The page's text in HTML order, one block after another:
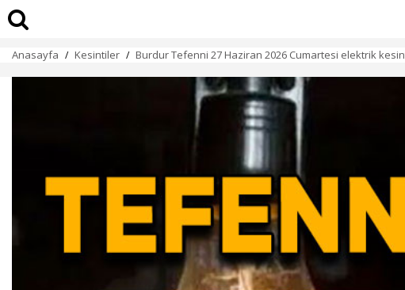
Anasayfa / Kesintiler / Burdur Tefenni 27 Haziran 2026 Cumartesi elektrik